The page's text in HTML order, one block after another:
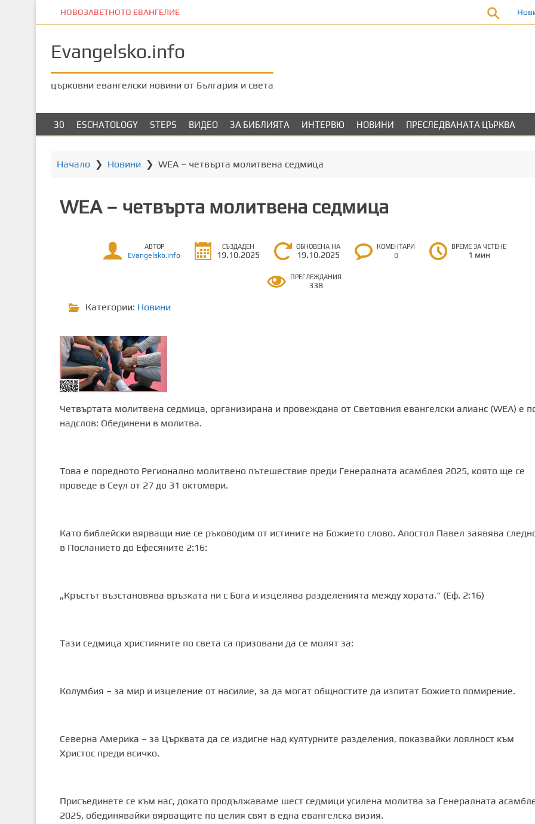
к
НОВОЗАВЕТНОТО ЕВАНГЕЛИЕ
Evangelsko.info
църковни евангелски новини от България и света
30 ESCHATOLOGY STEPS ВИДЕО ЗА БИБЛИЯТА ИНТЕРВЮ НОВИНИ ПРЕСЛЕДВАНАТА ЦЪРКВА
Начало ❯ Новини❯ WEA – четвърта молитвена седмица
WEA – четвърта молитвена седмица
АВТОР
Evangelsko.info
СЪЗДАДЕН
19.10.2025
ОБНОВЕНА НА
19.10.2025
КОМЕНТАРИ
0
ВРЕМЕ ЗА ЧЕТЕНЕ
1 мин
ПРЕГЛЕЖДАНИЯ
338
Категории: Новини
Четвъртата молитвена седмица, организирана и провеждана от Световния евангелски алианс (WEA) е
надслов: Обединени в молитва.
Това е поредното Регионално молитвено пътешествие преди Генералната асамблея 2025, която ще се
проведе в Сеул от 27 до 31 октомври.
Като библейски вярващи ние се ръководим от истините на Божието слово. Апостол Павел заявява
в Посланието до Eфесяните 2:16:
„Кръстът възстановява връзката ни с Бога и изцелява разделенията между хората.“ (Еф. 2:16)
Тази седмица християните по света са призовани да се молят за:
Колумбия – за мир и изцеление от насилие, за да могат общностите да изпитат Божието помирение.
Северна Америка – за Църквата да се издигне над културните разделения, показвайки лоялност към
Христос преди всичко.
Присъединете се към нас, докато продължаваме шест седмици усилена молитва за Генералната
2025, обединявайки вярващите по целия свят в една евангелска визия.